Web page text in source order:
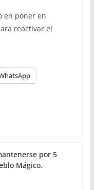
en poner en
reactivar el
por 5
Mágico.